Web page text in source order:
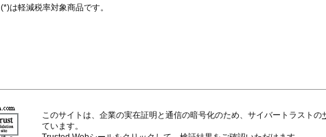
(*)は軽減税率対象商品です。
このサイトは、企業の実在証明と通信の暗号化のため、サイバートラストの
ています。